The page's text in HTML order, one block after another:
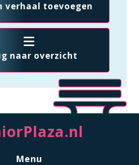
verhaal toevoegen
naar overzicht
Menu